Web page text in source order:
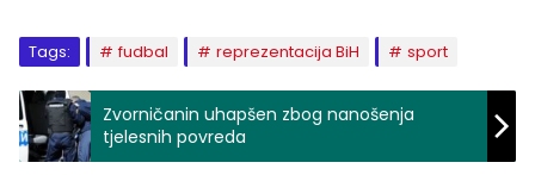
Tags: fudbal reprezentacija BiH sport
Zvorničanin uhapšen zbog nanošenja
tjelesnih povreda